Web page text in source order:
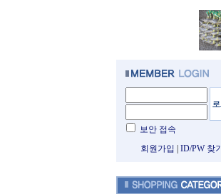
보안 접속
회원가입
ID/PW 찾기